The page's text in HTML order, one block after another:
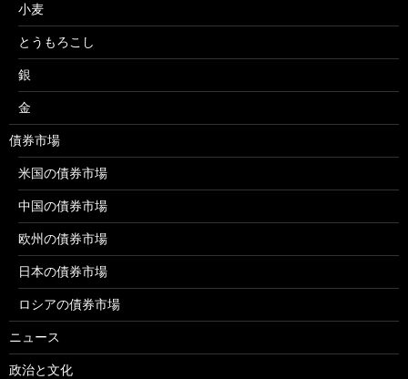
小麦
とうもろこし
銀
金
債券市場
米国の債券市場
中国の債券市場
欧州の債券市場
日本の債券市場
ロシアの債券市場
ニュース
政治と文化